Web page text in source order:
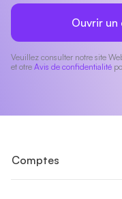
Ouvrir
Veuillez consulter notre site
et otre Avis de confidentialité
Comptes